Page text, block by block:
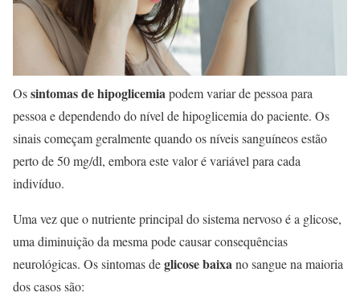
Ossintomas de hipoglicemiapodem variar de pessoa para
pessoa e dependendo do nível de hipoglicemia do paciente. Os
sinais começam geralmente quando os níveis sanguíneos estão
perto de 50 mg/dl, embora este valor é variável para cada
indivíduo.
Uma vez que o nutriente principal do sistema nervoso é a glicose,
uma diminuição da mesma pode causar consequências
neurológicas. Os sintomas deglicose baixano sangue na maioria
dos casos são: